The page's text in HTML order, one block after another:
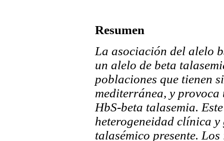
Resumen
La asociación del alelo b
un alelo de beta
poblaciones que tienen
mediterránea, y
HbS-beta talasemia.
heterogeneidad clínica
talasémico presente.